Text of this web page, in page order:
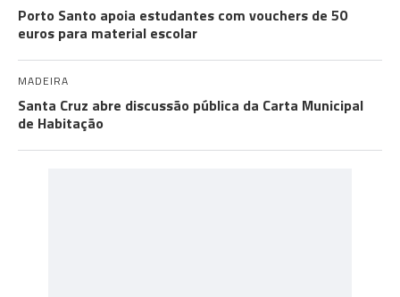
Porto Santo apoia estudantes com vouchers de 50
euros para material escolar
MADEIRA
Santa Cruz abre discussão pública da Carta Municipal
de Habitação